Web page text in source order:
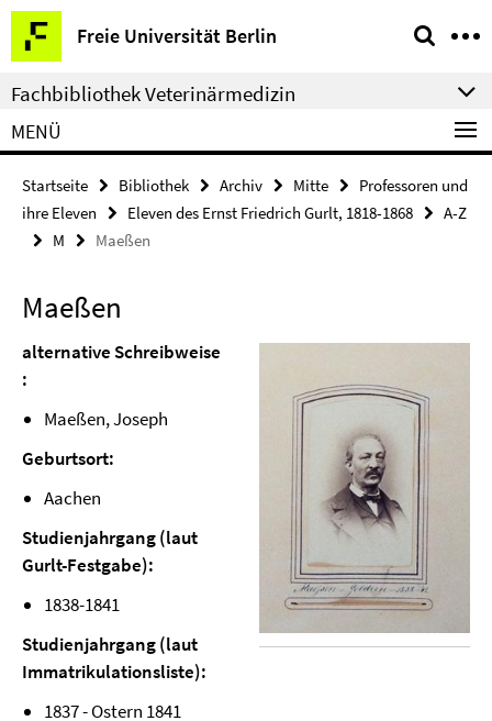
Springe
direkt
zu
Inhalt
Freie Universität Berlin
Service-
Navigation
Fachbibliothek Veterinärmedizin
MENÜ
Startseite Bibliothek Archiv Mitte
Professoren und
ihre Eleven
Eleven des Ernst Friedrich Gurlt, 1818-1868
A-Z
M
Maeßen
Maeßen
alternative Schreibweise
:
Maeßen, Joseph
Geburtsort:
Aachen
Studienjahrgang (laut
Gurlt-Festgabe):
1838-1841
Studienjahrgang (laut
Immatrikulationsliste):
1837 - Ostern 1841